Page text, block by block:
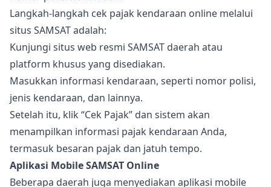
Langkah-langkah cek pajak kendaraan online melalui
situs SAMSAT adalah:
Kunjungi situs web resmi SAMSAT daerah atau
platform khusus yang disediakan.
Masukkan informasi kendaraan, seperti nomor polisi,
jenis kendaraan, dan lainnya.
Setelah itu, klik “Cek Pajak” dan sistem akan
menampilkan informasi pajak kendaraan Anda,
termasuk besaran pajak dan jatuh tempo.
Aplikasi Mobile SAMSAT Online
Beberapa daerah juga menyediakan aplikasi mobile